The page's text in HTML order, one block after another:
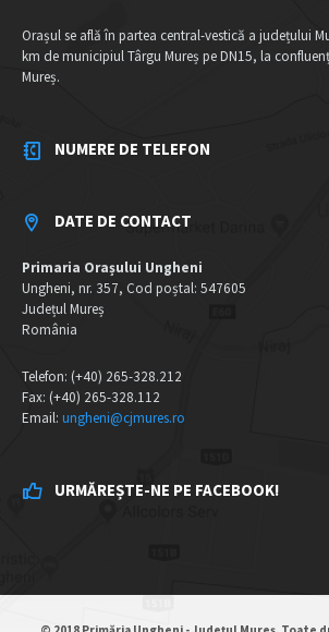
Orașul se află în partea central-vestică a județului
km de municipiul Târgu Mureș pe DN15, la
Mureș.
NUMERE DE TELEFON
DATE DE CONTACT
Primaria Orașului Ungheni
Ungheni, nr. 357, Cod poștal: 547605
Județul Mureș
România
Telefon: (+40) 265-328.212
Fax: (+40) 265-328.112
Email: ungheni@cjmures.ro
URMĂREȘTE-NE PE FACEBOOK!